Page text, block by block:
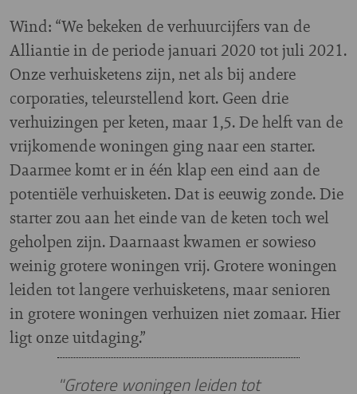
Wind: “We bekeken de verhuurcijfers van de
Alliantie in de periode januari 2020 tot juli 2021.
Onze verhuisketens zijn, net als bij andere
corporaties, teleurstellend kort. Geen drie
verhuizingen per keten, maar 1,5. De helft van de
vrijkomende woningen ging naar een starter.
Daarmee komt er in één klap een eind aan de
potentiële verhuisketen. Dat is eeuwig zonde. Die
starter zou aan het einde van de keten toch wel
geholpen zijn. Daarnaast kwamen er sowieso
weinig grotere woningen vrij. Grotere woningen
leiden tot langere verhuisketens, maar senioren
in grotere woningen verhuizen niet zomaar. Hier
ligt onze uitdaging.”
"Grotere woningen leiden tot